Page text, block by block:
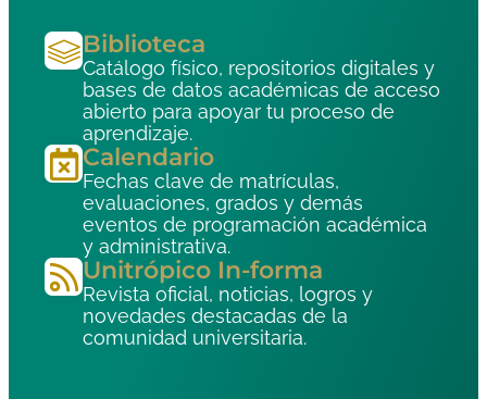
Biblioteca
Catálogo físico, repositorios digitales y
bases de datos académicas de acceso
abierto para apoyar tu proceso de
aprendizaje.
Calendario
Fechas clave de matrículas,
evaluaciones, grados y demás
eventos de programación académica
y administrativa.
Unitrópico In-forma
Revista oficial, noticias, logros y
novedades destacadas de la
comunidad universitaria.